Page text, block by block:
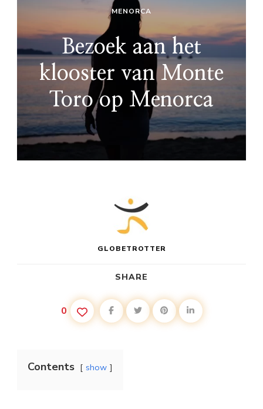
MENORCA
Bezoek aan het
klooster van Monte
Toro op Menorca
GLOBETROTTER
SHARE
0
Contents show